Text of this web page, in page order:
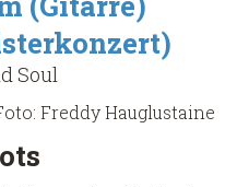
Soul
Freddy Hauglustaine